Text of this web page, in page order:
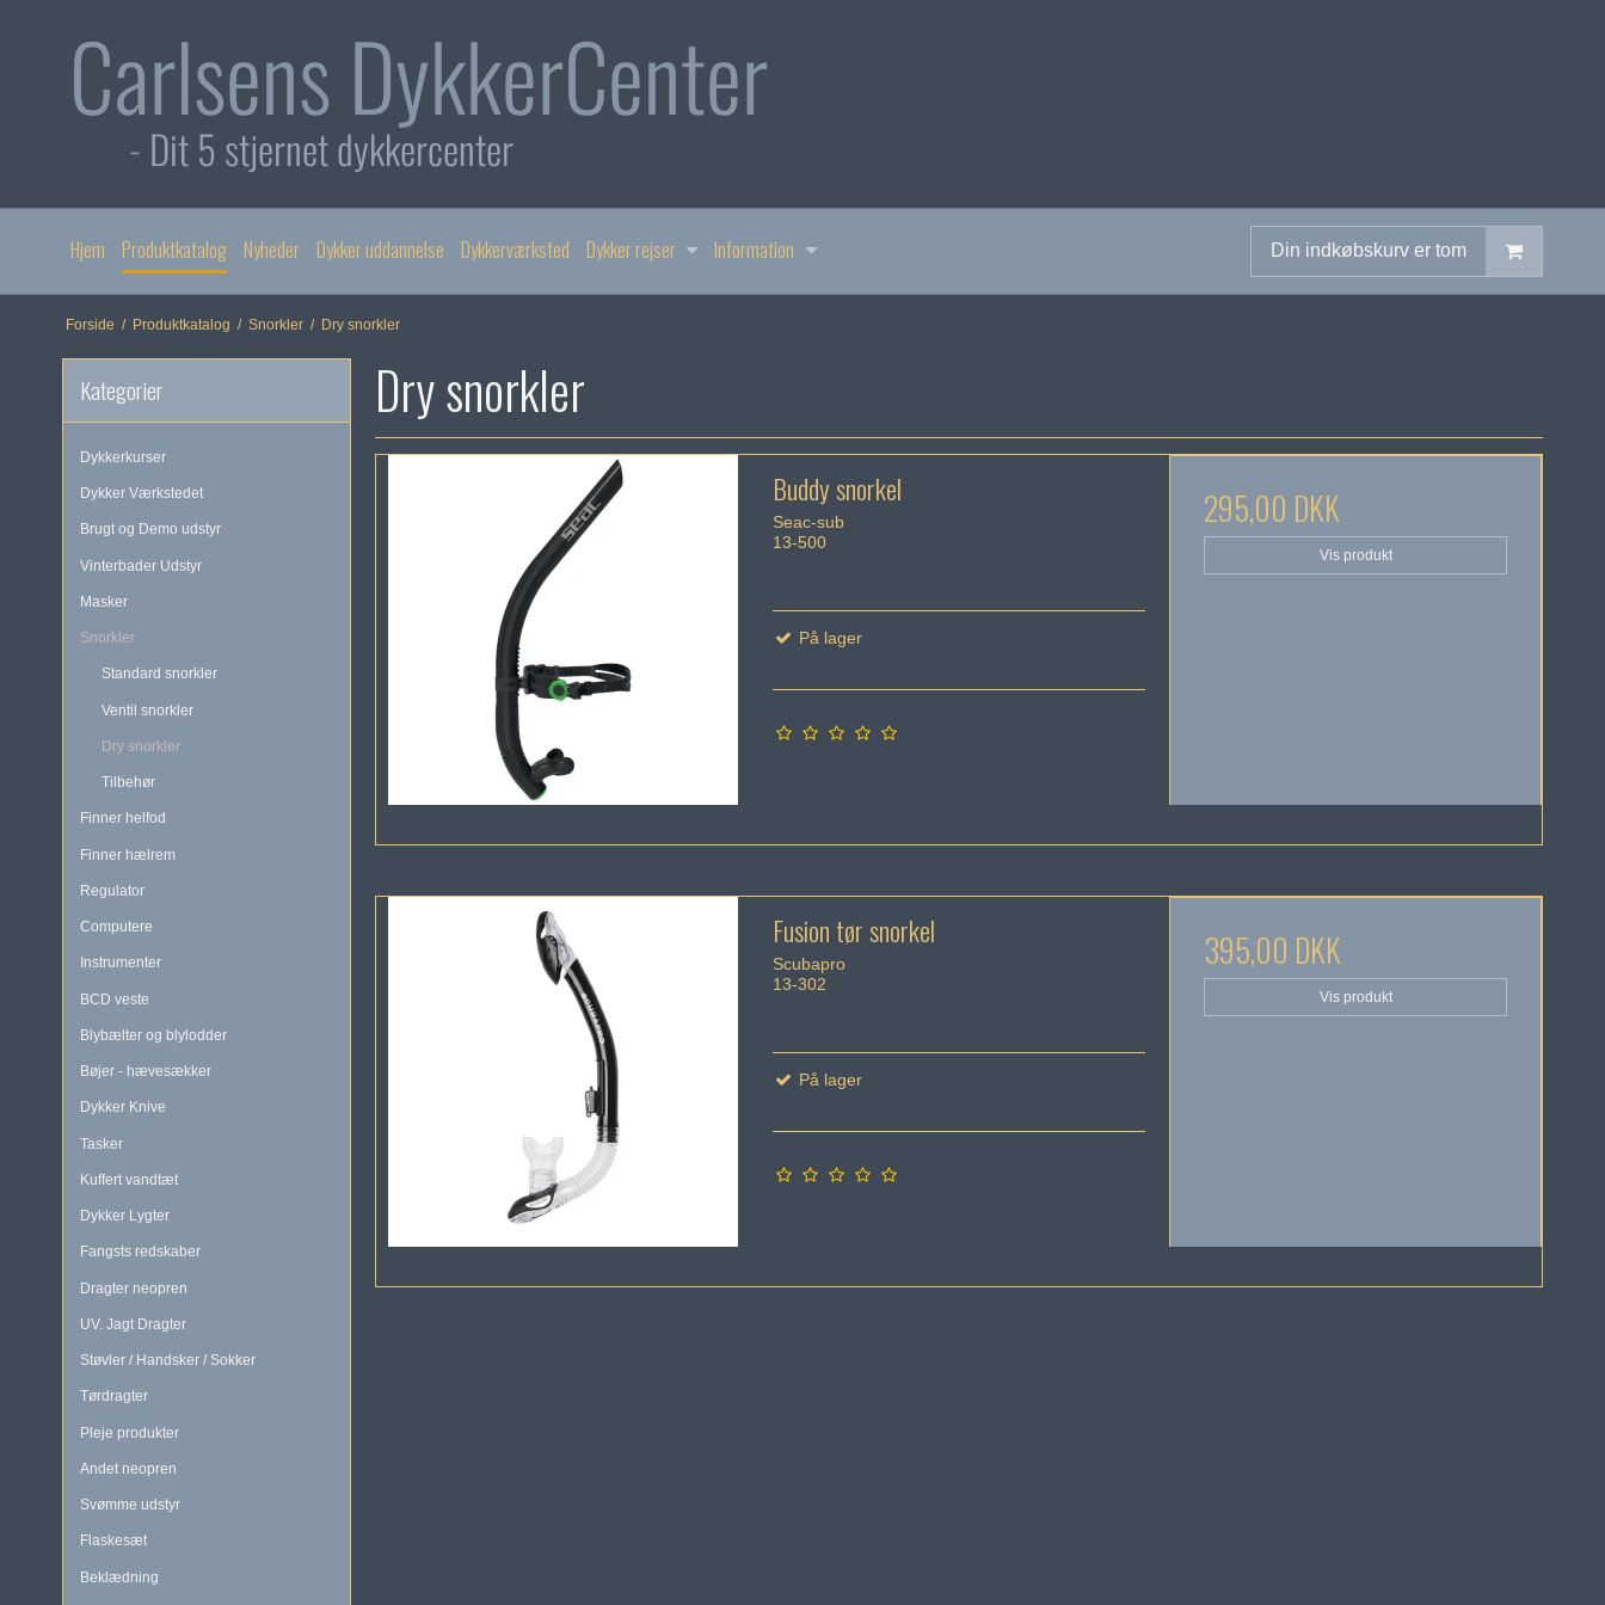
Hjem Produktkatalog Nyheder Dykker uddannelse Dykkerværksted Dykker rejser Information Din indkøbskurv er tom
Forside / Produktkatalog / Snorkler / Dry snorkler
Kategorier
Dykkerkurser
Dykker Værkstedet
Brugt og Demo udstyr
Vinterbader Udstyr
Masker
Snorkler
Standard snorkler
Ventil snorkler
Dry snorkler
Tilbehør
Finner helfod
Finner hælrem
Regulator
Computere
Instrumenter
BCD veste
Blybælter og blylodder
Bøjer - hævesækker
Dykker Knive
Tasker
Kuffert vandtæt
Dykker Lygter
Fangsts redskaber
Dragter neopren
UV. Jagt Dragter
Støvler / Handsker / Sokker
Tørdragter
Pleje produkter
Andet neopren
Svømme udstyr
Flaskesæt
Beklædning
Dry snorkler
Buddy snorkel
Seac-sub
13-500
På lager
295,00 DKK
Vis produkt
Fusion tør snorkel
Scubapro
13-302
På lager
395,00 DKK
Vis produkt